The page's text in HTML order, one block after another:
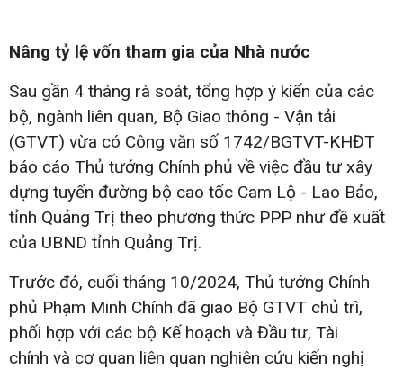
Nâng tỷ lệ vốn tham gia của Nhà nước
Sau gần 4 tháng rà soát, tổng hợp ý kiến của các
bộ, ngành liên quan, Bộ Giao thông - Vận tải
(GTVT) vừa có Công văn số 1742/BGTVT-KHĐT
báo cáo Thủ tướng Chính phủ về việc đầu tư xây
dựng tuyến đường bộ cao tốc Cam Lộ - Lao Bảo,
tỉnh Quảng Trị theo phương thức PPP như đề xuất
của UBND tỉnh Quảng Trị.
Trước đó, cuối tháng 10/2024, Thủ tướng Chính
phủ Phạm Minh Chính đã giao Bộ GTVT chủ trì,
phối hợp với các bộ Kế hoạch và Đầu tư, Tài
chính và cơ quan liên quan nghiên cứu kiến nghị